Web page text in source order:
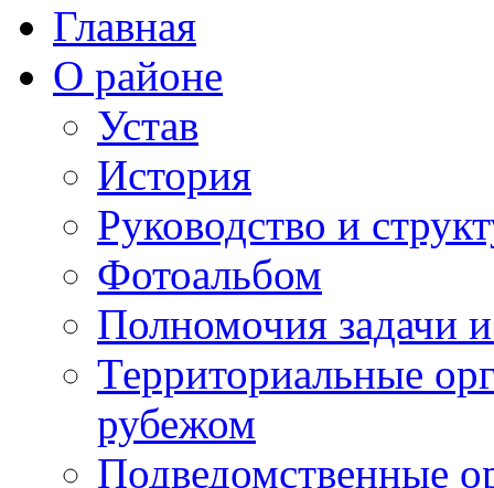
Главная
О районе
Устав
История
Руководство и
Фотоальбом
Полномочия задачи
Территориальные
рубежом
Подведомственные